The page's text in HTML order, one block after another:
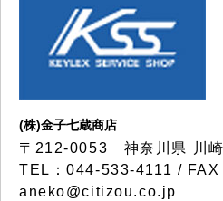
(株)金子七蔵商店
〒212-0053 神奈川県 川
TEL：044-533-4111 /
aneko@citizou.co.jp